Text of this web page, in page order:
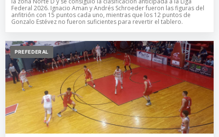
Federal 2026. Ignacio Aman y Andrés Schroeder fueron las figuras del
anfitrión con 15 puntos cada uno, mientras que los 12 puntos de
Gonzalo Estévez no fueron suficientes para revertir el tablero.
PREFEDERAL